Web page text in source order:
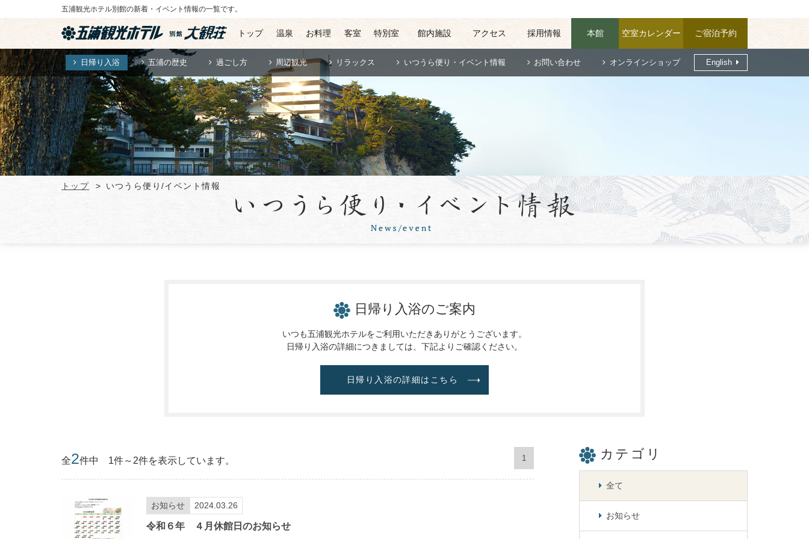
五浦観光ホテル別館の新着・イベント情報の一覧です。
トップ 温泉 お料理 客室 特別室 館内施設 アクセス 採用情報 本館 空室カレンダー ご宿泊予約
日帰り入浴 五浦の歴史 過ごし方 周辺観光 リラックス いつうら便り・イベント情報 お問い合わせ オンラインショップ English
トップ いつうら便り/イベント情報
日帰り入浴のご案内
いつも五浦観光ホテルをご利用いただきありがとうございます。
日帰り入浴の詳細につきましては、 下記よりご確認ください。
日帰り入浴の詳細はこちら
全2件中 1件～2件を表示しています。 1
お知らせ 2024.03.26
令和６年 ４月休館日のお知らせ
カテゴリ
全て
お知らせ